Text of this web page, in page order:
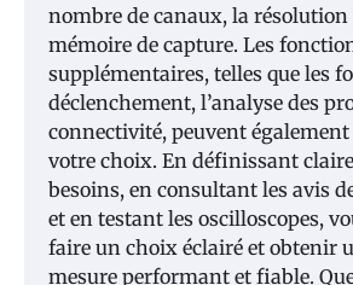
nombre de canaux, la résolution
mémoire de capture. Les
supplémentaires, telles que les
déclenchement, l’analyse des
connectivité, peuvent
votre choix. En définissant
besoins, en consultant les avis
et en testant les oscilloscopes,
faire un choix éclairé et obtenir
mesure performant et fiable.